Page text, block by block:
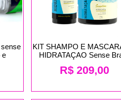
e
KIT SHAMPO E
HIDRATAÇAO Sense
R$ 209,00